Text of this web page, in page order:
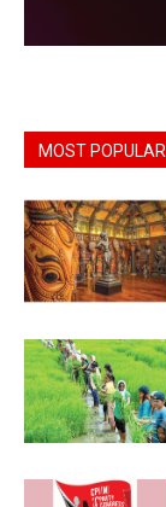
MOST POPULAR